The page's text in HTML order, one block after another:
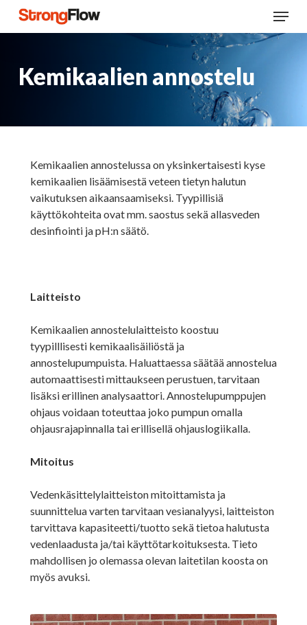
Skip
Menu
Kemikaalien annostelu
Kemikaalien annostelussa on yksinkertaisesti kyse
kemikaalien lisäämisestä veteen tietyn halutun
vaikutuksen aikaansaamiseksi. Tyypillisiä
käyttökohteita ovat mm. saostus sekä allasveden
desinfiointi ja pH:n säätö.
Laitteisto
Kemikaalien annostelulaitteisto koostuu
tyypilllisesti kemikaalisäiliöstä ja
annostelupumpuista. Haluattaessa säätää annostelua
automaattisesti mittaukseen perustuen, tarvitaan
lisäksi erillinen analysaattori. Annostelupumppujen
ohjaus voidaan toteuttaa joko pumpun omalla
ohjausrajapinnalla tai erillisellä ohjauslogiikalla.
Mitoitus
Vedenkäsittelylaitteiston mitoittamista ja
suunnittelua varten tarvitaan vesianalyysi, laitteiston
tarvittava kapasiteetti/tuotto sekä tietoa halutusta
vedenlaadusta ja/tai käyttötarkoituksesta. Tieto
mahdollisen jo olemassa olevan laitetilan koosta on
myös avuksi.